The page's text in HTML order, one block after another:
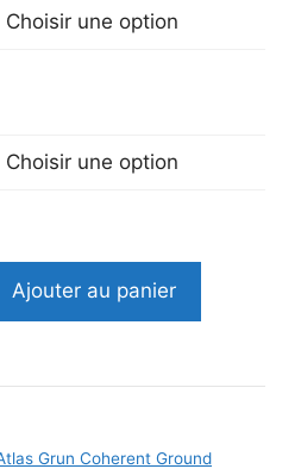
Ajouter au panier
Grun Coherent Ground